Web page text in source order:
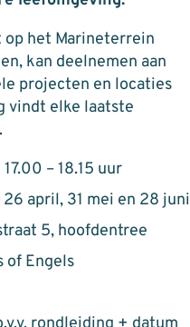
op het Marineterrein
kan deelnemen aan
projecten en locaties
vindt elke laatste
– 18.15 uur
april, 31 mei en 28 juni
5, hoofdentree
of Engels